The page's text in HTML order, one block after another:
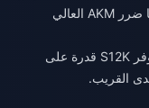
القريب أو الإطلاق المتقطع للمدى المتوسط. أما ضرر AKM العالي
تكتسب أهمية هنا؛ حيث توفر S12K قدرة على